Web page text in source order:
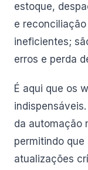
estoque,
e
ineficientes;
erros e perda
É aqui que os
da automação
permitindo que
atualizações